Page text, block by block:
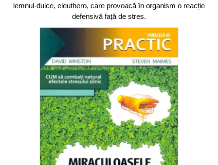
lemnul-dulce, eleuthero, care provoacă în organism o reacție
defensivă față de stres.